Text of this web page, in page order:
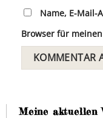
Name, E-Mail-
Browser für
Meine aktuellen